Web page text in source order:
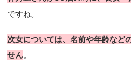
ですね。
次女については、名前や年齢など
せん。